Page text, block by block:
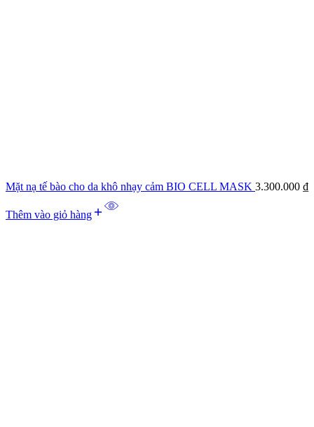
Mặt nạ tế bào cho da khô nhạy cảm BIO CELL MASK 3.300.000 ₫
Thêm vào giỏ hàng